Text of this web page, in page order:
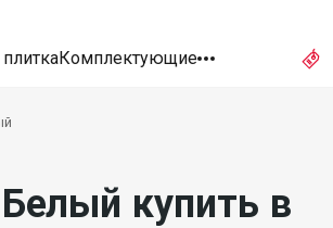
Комплектующие
купить в